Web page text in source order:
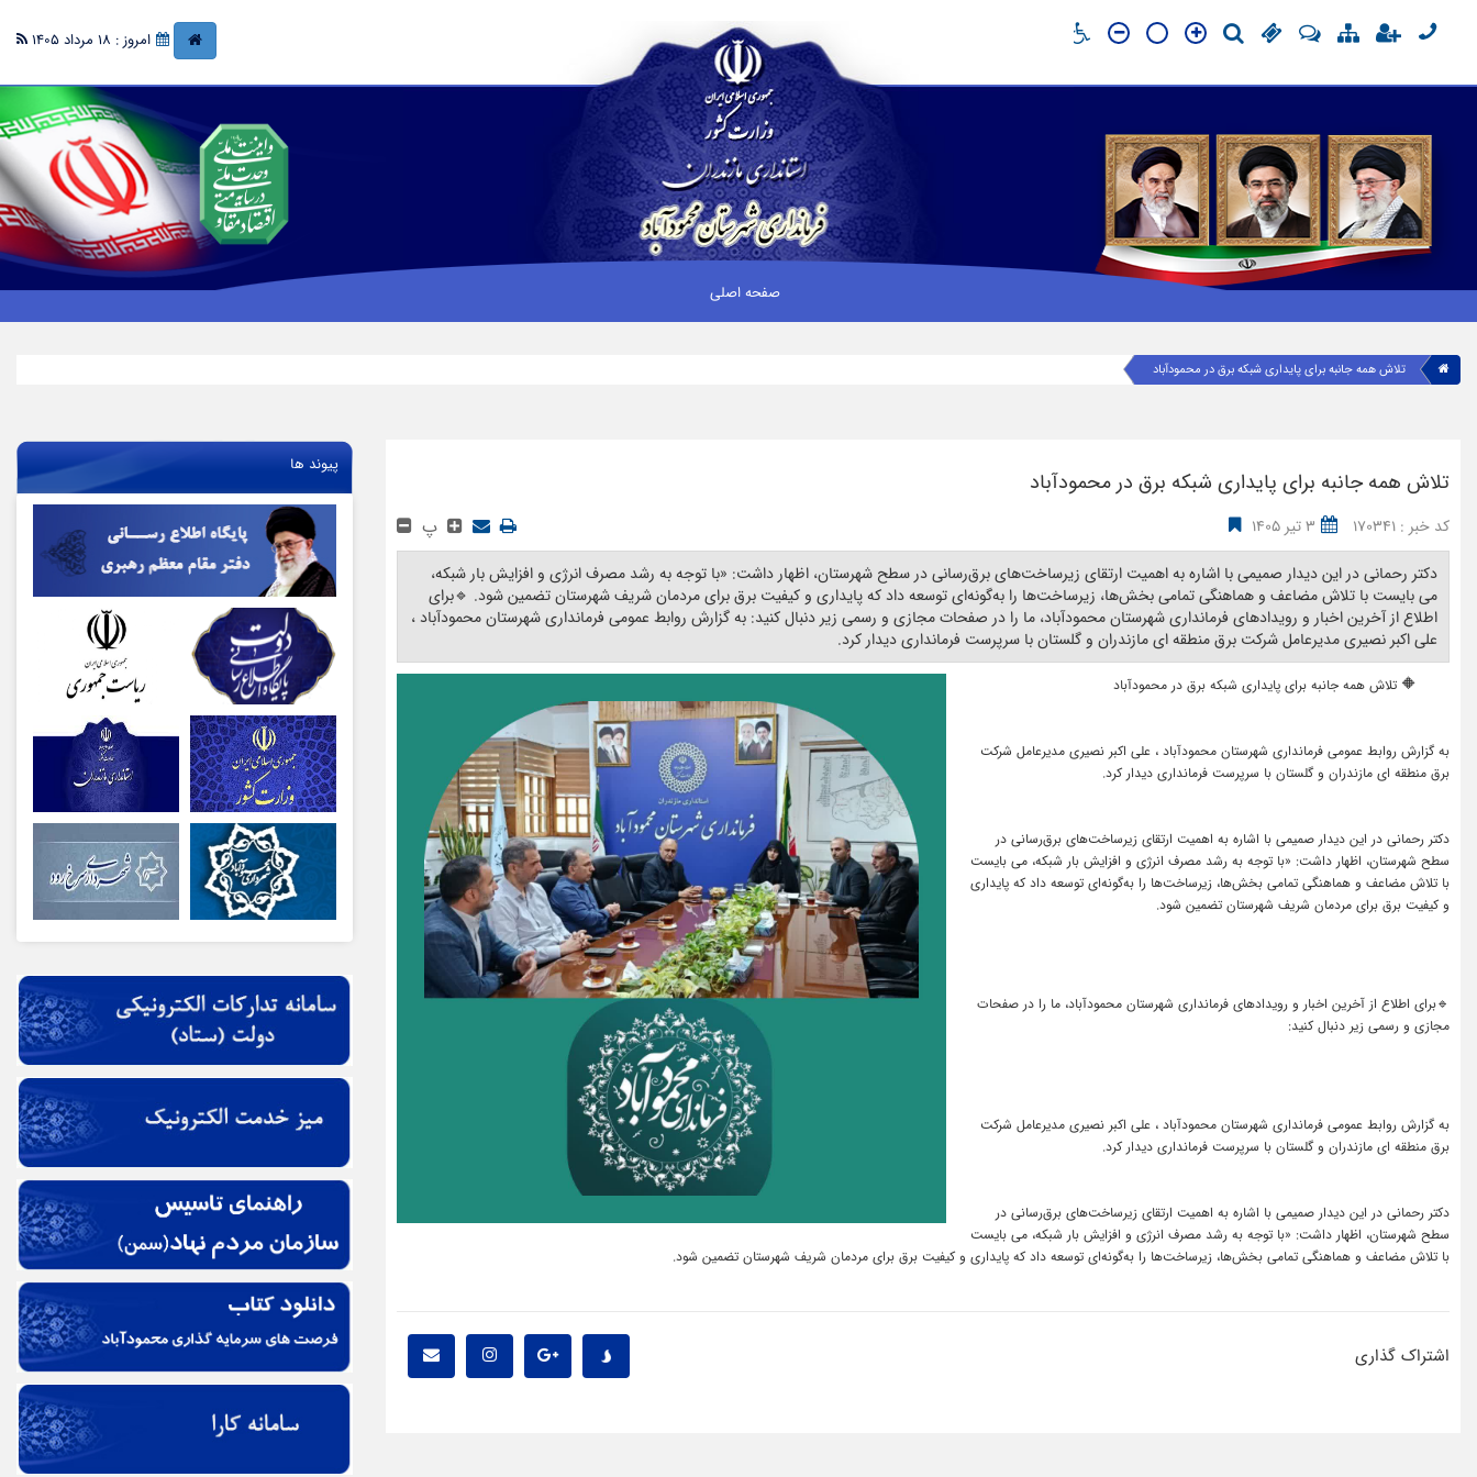
امروز : 18 مرداد 1405
صفحه اصلی
تلاش همه جانبه برای پایداری شبکه برق در محمودآباد
تلاش همه جانبه برای پایداری شبکه برق در محمودآباد
کد خبر : 170341 3 تیر 1405 پ
دکتر رحمانی در این دیدار صمیمی با اشاره به اهمیت ارتقای زیرساخت‌های برق‌رسانی در سطح شهرستان، اظهار داشت: «با توجه به رشد مصرف انرژی و افزایش بار شبکه،
می بایست با تلاش مضاعف و هماهنگی تمامی بخش‌ها، زیرساخت‌ها را به‌گونه‌ای توسعه داد که پایداری و کیفیت برق برای مردمان شریف شهرستان تضمین شود. 🔹برای
اطلاع از آخرین اخبار و رویدادهای فرمانداری شهرستان محمودآباد، ما را در صفحات مجازی و رسمی زیر دنبال کنید: به گزارش روابط عمومی فرمانداری شهرستان محمودآباد ،
علی اکبر نصیری مدیرعامل شرکت برق منطقه ای مازندران و گلستان با سرپرست فرمانداری دیدار کرد. ‎
🔶 تلاش همه جانبه برای پایداری شبکه برق در محمودآباد
به گزارش روابط عمومی فرمانداری شهرستان محمودآباد ، علی اکبر نصیری مدیرعامل شرکت
برق منطقه ای مازندران و گلستان با سرپرست فرمانداری دیدار کرد.
دکتر رحمانی در این دیدار صمیمی با اشاره به اهمیت ارتقای زیرساخت‌های برق‌رسانی در
سطح شهرستان، اظهار داشت: «با توجه به رشد مصرف انرژی و افزایش بار شبکه، می بایست
با تلاش مضاعف و هماهنگی تمامی بخش‌ها، زیرساخت‌ها را به‌گونه‌ای توسعه داد که پایداری
و کیفیت برق برای مردمان شریف شهرستان تضمین شود.
🔹برای اطلاع از آخرین اخبار و رویدادهای فرمانداری شهرستان محمودآباد، ما را در صفحات
مجازی و رسمی زیر دنبال کنید:
به گزارش روابط عمومی فرمانداری شهرستان محمودآباد ، علی اکبر نصیری مدیرعامل شرکت
برق منطقه ای مازندران و گلستان با سرپرست فرمانداری دیدار کرد.
دکتر رحمانی در این دیدار صمیمی با اشاره به اهمیت ارتقای زیرساخت‌های برق‌رسانی در
سطح شهرستان، اظهار داشت: «با توجه به رشد مصرف انرژی و افزایش بار شبکه، می بایست
با تلاش مضاعف و هماهنگی تمامی بخش‌ها، زیرساخت‌ها را به‌گونه‌ای توسعه داد که پایداری و کیفیت برق برای مردمان شریف شهرستان تضمین شود.
اشتراک گذاری
پیوند ها